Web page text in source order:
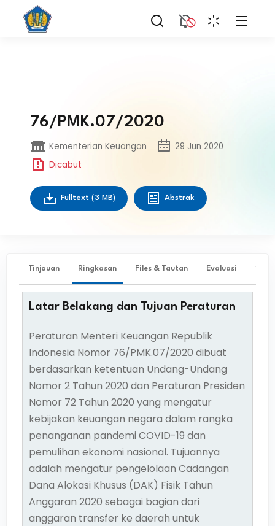
76/PMK.07/2020
Kementerian Keuangan
29 Jun 2020
Dicabut
Fulltext (3 MB) Abstrak
Tinjauan Ringkasan Files & Tautan Evaluasi ✨
Latar Belakang dan Tujuan Peraturan
Peraturan Menteri Keuangan Republik
Indonesia Nomor 76/PMK.07/2020 dibuat
berdasarkan ketentuan Undang-Undang
Nomor 2 Tahun 2020 dan Peraturan Presiden
Nomor 72 Tahun 2020 yang mengatur
kebijakan keuangan negara dalam rangka
penanganan pandemi COVID-19 dan
pemulihan ekonomi nasional. Tujuannya
adalah mengatur pengelolaan Cadangan
Dana Alokasi Khusus (DAK) Fisik Tahun
Anggaran 2020 sebagai bagian dari
anggaran transfer ke daerah untuk